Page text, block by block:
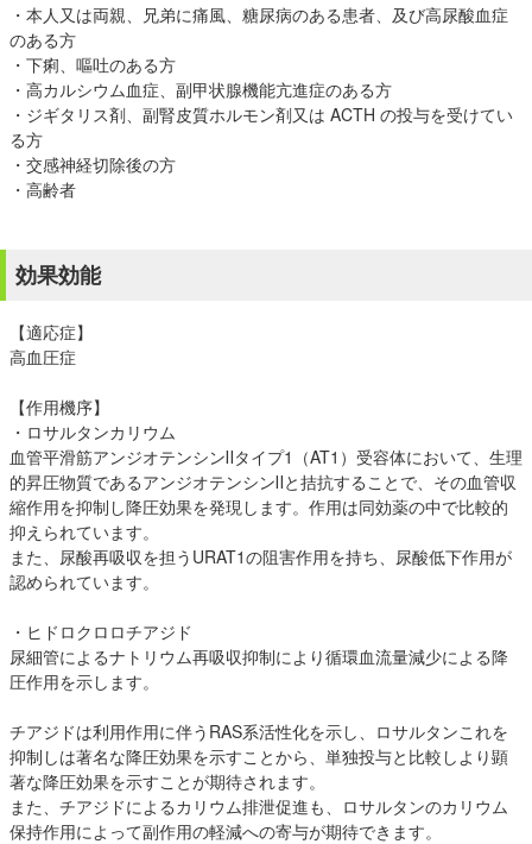
・本人又は両親、兄弟に痛風、糖尿病のある患者、及び高尿酸血症
のある方
・下痢、嘔吐のある方
・高カルシウム血症、副甲状腺機能亢進症のある方
・ジギタリス剤、副腎皮質ホルモン剤又は ACTH の投与を受けてい
る方
・交感神経切除後の方
・高齢者
効果効能
【適応症】
高血圧症
【作用機序】
・ロサルタンカリウム
血管平滑筋アンジオテンシンⅡタイプ1（AT1）受容体において、生理
的昇圧物質であるアンジオテンシンⅡと拮抗することで、その血管収
縮作用を抑制し降圧効果を発現します。作用は同効薬の中で比較的
抑えられています。
また、尿酸再吸収を担うURAT1の阻害作用を持ち、尿酸低下作用が
認められています。
・ヒドロクロロチアジド
尿細管によるナトリウム再吸収抑制により循環血流量減少による降
圧作用を示します。
チアジドは利用作用に伴うRAS系活性化を示し、ロサルタンこれを
抑制しは著名な降圧効果を示すことから、単独投与と比較しより顕
著な降圧効果を示すことが期待されます。
また、チアジドによるカリウム排泄促進も、ロサルタンのカリウム
保持作用によって副作用の軽減への寄与が期待できます。